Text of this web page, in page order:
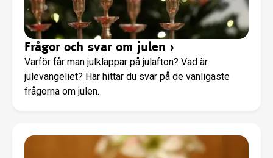
Frågor och svar om julen ›
Varför får man julklappar på julafton? Vad är
julevangeliet? Här hittar du svar på de vanligaste
frågorna om julen.